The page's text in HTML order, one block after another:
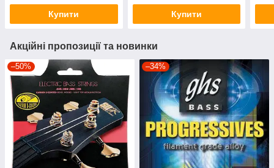
Купити Купити
Акційні пропозиції та новинки
–50% –34%